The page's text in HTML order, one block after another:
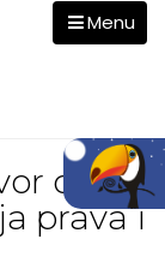
Menu
o
prava i